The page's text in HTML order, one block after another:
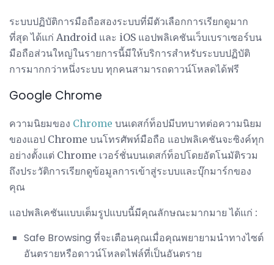
ระบบปฏิบัติการมือถือสองระบบที่มีตัวเลือกการเรียกดูมาก
ที่สุด ได้แก่ Android และ iOS แอปพลิเคชันเว็บเบราเซอร์บน
มือถือส่วนใหญ่ในรายการนี้มีให้บริการสำหรับระบบปฏิบัติ
การมากกว่าหนึ่งระบบ ทุกคนสามารถดาวน์โหลดได้ฟรี
Google Chrome
ความนิยมของ Chrome บนเดสก์ท็อปมีบทบาทต่อความนิยม
ของแอป Chrome บนโทรศัพท์มือถือ แอปพลิเคชันจะซิงค์ทุก
อย่างตั้งแต่ Chrome เวอร์ชั่นบนเดสก์ท็อปโดยอัตโนมัติรวม
ถึงประวัติการเรียกดูข้อมูลการเข้าสู่ระบบและบุ๊กมาร์กของ
คุณ
แอปพลิเคชันแบบเต็มรูปแบบนี้มีคุณลักษณะมากมาย ได้แก่ :
Safe Browsing ที่จะเตือนคุณเมื่อคุณพยายามนำทางไซต์
อันตรายหรือดาวน์โหลดไฟล์ที่เป็นอันตราย